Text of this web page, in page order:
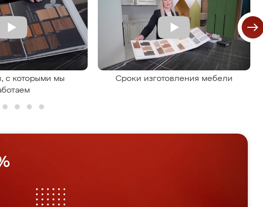
с которыми мы
Сроки изготовления мебели